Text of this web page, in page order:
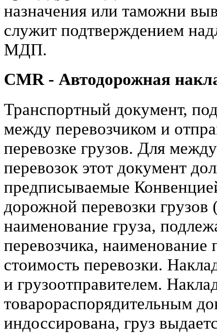
назначения или таможни
служит подтверждением
МДП.
CMR - Автодорожная
Транспортный документ,
между перевозчиком и
перевозке грузов. Для
перевозок этот документ
предписываемые
дорожной перевозки
наименование груза,
перевозчика, наименование
стоимость перевозки.
и грузоотправителем.
товарораспорядительным
индоссирована, груз